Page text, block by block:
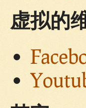
虚拟的